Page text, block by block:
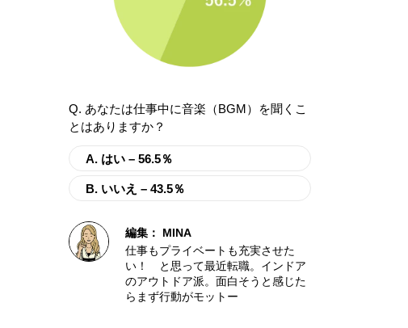
Q. あなたは仕事中に音楽（BGM）を聞くこ
とはありますか？
A. はい – 56.5％
B. いいえ – 43.5％
編集： MINA
仕事もプライベートも充実させた
い！ と思って最近転職。インドア
のアウトドア派。面白そうと感じた
らまず行動がモットー